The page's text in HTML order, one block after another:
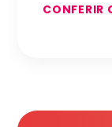
CONFERIR